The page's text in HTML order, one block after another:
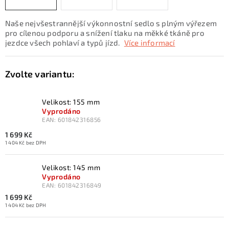
Naše nejvšestrannější výkonnostní sedlo s plným výřezem
pro cílenou podporu a snížení tlaku na měkké tkáně pro
jezdce všech pohlaví a typů jízd. Více informací
Velikost: 155 mm
Vyprodáno
EAN: 601842316856
1 699 Kč
1 404 Kč bez DPH
Velikost: 145 mm
Vyprodáno
EAN: 601842316849
1 699 Kč
1 404 Kč bez DPH